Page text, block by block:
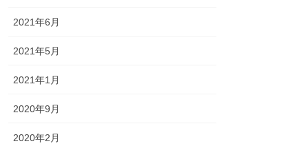
2021年6月
2021年5月
2021年1月
2020年9月
2020年2月